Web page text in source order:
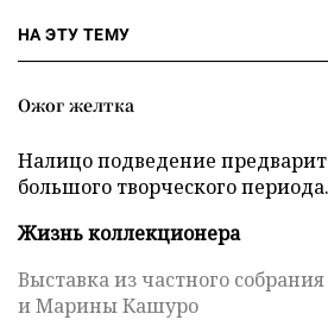
НА ЭТУ ТЕМУ
Ожог желтка
Налицо подведение
большого творческого периода.
Жизнь коллекционера
Выставка из частного
и Марины Кашуро